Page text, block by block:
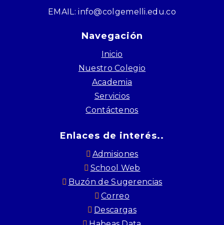
EMAIL: info@colgemelli.edu.co
Navegación
Inicio
Nuestro Colegio
Academia
Servicios
Contáctenos
Enlaces de interés..
Admisiones
School Web
Buzón de Sugerencias
Correo
Descargas